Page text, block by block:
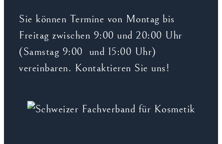
Sie können Termine von Montag bis
Freitag zwischen 9:00 und 20:00 Uhr
(Samstag 9:00 und 15:00 Uhr)
vereinbaren. Kontaktieren Sie uns!